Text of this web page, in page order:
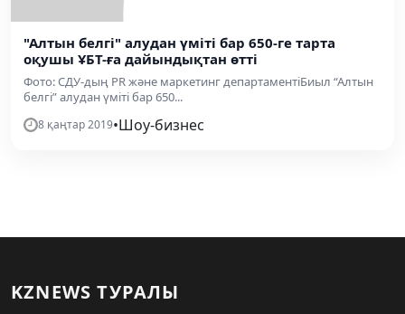
"Алтын белгі" алудан үміті бар 650-ге тарта
оқушы ҰБТ-ға дайындықтан өтті
Фото: СДУ-дың PR және маркетинг департаментіБиыл “Алтын
белгі” алудан үміті бар 650...
8 қаңтар 2019•Шоу-бизнес
KZNEWS ТУРАЛЫ